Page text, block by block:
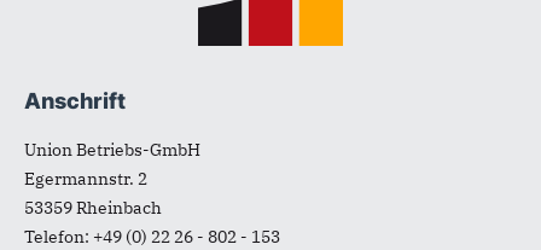
Anschrift
Union Betriebs-GmbH
Egermannstr. 2
53359Rheinbach
Telefon: +49 (0) 22 26 - 802 - 153